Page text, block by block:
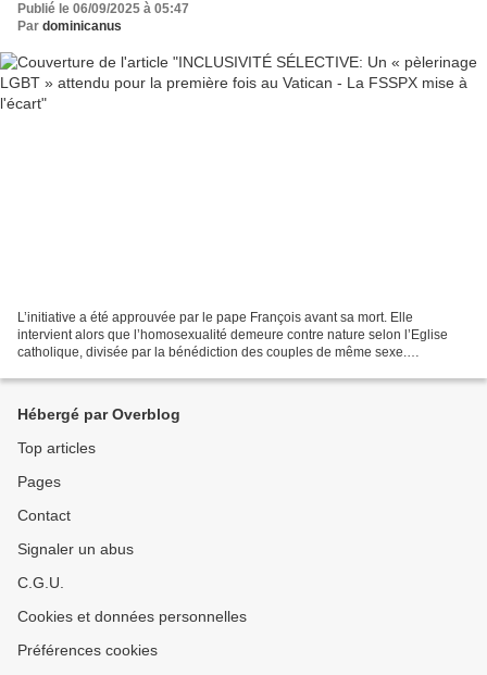
Publié le 06/09/2025 à 05:47
Par dominicanus
L’initiative a été approuvée par le pape François avant sa mort. Elle
intervient alors que l’homosexualité demeure contre nature selon l’Eglise
catholique, divisée par la bénédiction des couples de même sexe.
Hébergé par Overblog
Top articles
Pages
Contact
Signaler un abus
C.G.U.
Cookies et données personnelles
Préférences cookies